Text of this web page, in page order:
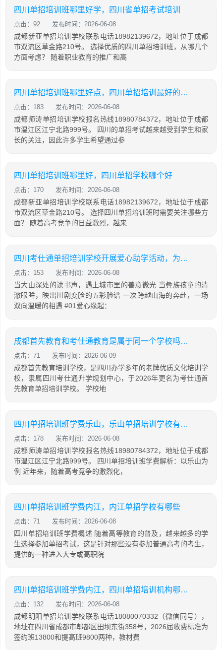
四川单招培训班哪里好学，四川省单招考试培训
点击：92 发布时间：2026-06-08
成都新亚单招培训学校联系电话18982139672，地址位于成都
市双流区草金路210号。 选择优质的四川单招培训班，从哪几个
方面考虑？ 随着职业教育的推广和高
四川单招培训班哪里好点，四川单招培训最好的学校
点击：183 发布时间：2026-06-08
成都师涛单招培训学校报名热线18980784372，地址位于成都
市温江区江宁北路999号。 四川的单招考试越来越受到学生和家
长的关注，因此许多学生希望通过参
四川单招培训班哪里好，四川单招学校哪个好
点击：170 发布时间：2026-06-08
成都新亚单招培训学校联系电话18982139672，地址位于成都
市双流区草金路210号。 选择四川单招培训班时需要关注哪些方
面？ 随着高考竞争的日益激烈，越来
四川考仕通单招培训学校开展爱心助学活动，为彝乡学子捐赠新课桌并带来非遗展演
点击：153 发布时间：2026-06-08
当大山深处的读书声，遇上城市里的善意微光 当彝族孩童的清
澈眼眸，映出川剧变脸的五彩脸谱 一次跨越山海的奔赴，一场
双向温暖的相遇 #01爱心缘起：
成都首先教育和考仕通教育是属于同一个学校吗？两者有什么关系
点击：71 发布时间：2026-06-09
成都首先教育培训学校，是四川办学多年的老牌优质文化培训学
校，隶属四川考仕通升学规划中心，于2026年更名为考仕通首
先教育单招培训学校。 学校地
四川单招培训班学费乐山，乐山单招培训学校有哪些
点击：178 发布时间：2026-06-08
成都师涛单招培训学校报名热线18980784372，地址位于成都
市温江区江宁北路999号。 四川单招培训班学费解析：以乐山为
例 近年来，随着高考竞争的激烈化，
四川单招培训班学费内江，内江单招学校有哪些
点击：71 发布时间：2026-06-08
四川单招培训班学费概述 随着高等教育的普及，越来越多的学
生选择参加单招考试，这是针对那些没有参加普通高考的考生，
提供的一种进入大专或高职院
四川单招培训班学费内江，四川单招培训机构哪个好
点击：132 发布时间：2026-06-08
成都明阳单招培训学校联系电话18080070332（微信同号），
地址在四川省成都市郫都区田坝东街358号，2026届收费标准为
签约班13800和提高班9800两种，教材费